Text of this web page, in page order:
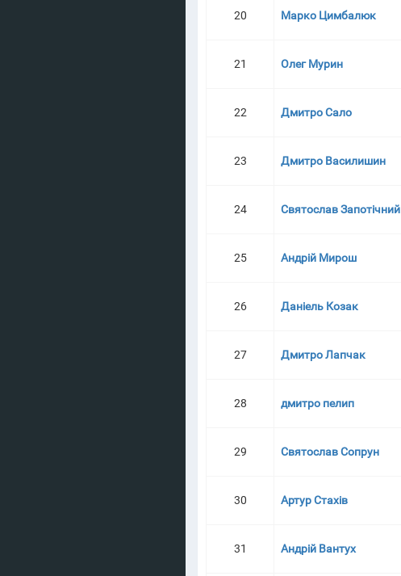
20 Марко Цимбалюк
21 Олег Мурин
22 Дмитро Сало
23 Дмитро Василишин
24 Святослав Запотічний
25 Андрій Мирош
26 Даніель Козак
27 Дмитро Лапчак
28 дмитро пелип
29 Святослав Сопрун
30 Артур Стахів
31 Андрій Вантух